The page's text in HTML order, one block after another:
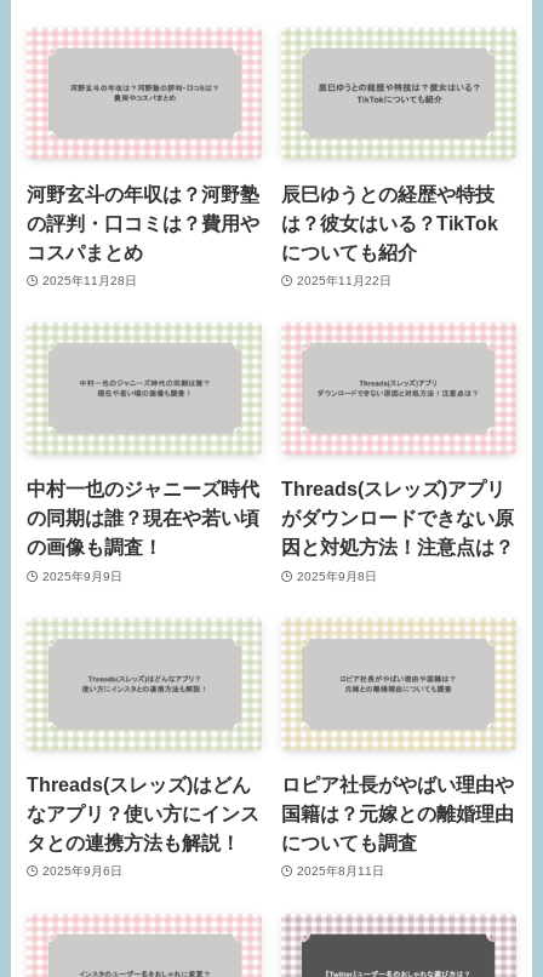
河野玄斗の年収は？河野塾
の評判・口コミは？費用や
コスパまとめ
2025年11月28日
辰巳ゆうとの経歴や特技
は？彼女はいる？TikTok
についても紹介
2025年11月22日
中村一也のジャニーズ時代
の同期は誰？現在や若い頃
の画像も調査！
2025年9月9日
Threads(スレッズ)アプリ
がダウンロードできない原
因と対処方法！注意点は？
2025年9月8日
Threads(スレッズ)はどん
なアプリ？使い方にインス
タとの連携方法も解説！
2025年9月6日
ロピア社長がやばい理由や
国籍は？元嫁との離婚理由
についても調査
2025年8月11日